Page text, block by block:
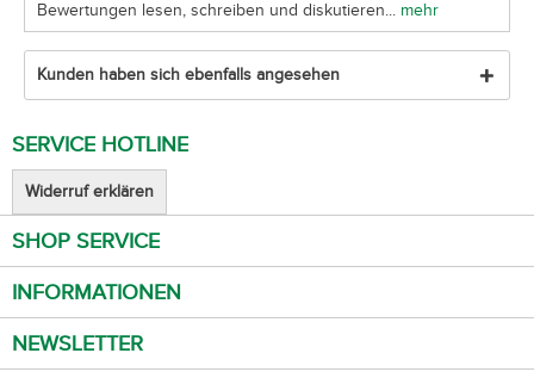
Bewertungen lesen, schreiben und diskutieren... mehr
Kunden haben sich ebenfalls angesehen
SERVICE HOTLINE
Widerruf erklären
SHOP SERVICE
INFORMATIONEN
NEWSLETTER